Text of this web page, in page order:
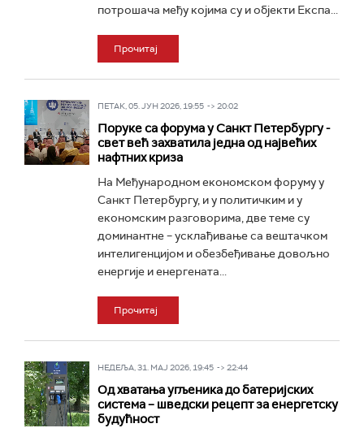
потрошача међу којима су и објекти Експа...
Прочитај
ПЕТАК, 05. ЈУН 2026, 19:55 -> 20:02
Поруке са форума у Санкт Петербургу -
свет већ захватила једна од највећих
нафтних криза
На Међународном економском форуму у
Санкт Петербургу, и у политичким и у
економским разговорима, две теме су
доминантне – усклађивање са вештачком
интелигенцијом и обезбеђивање довољно
енергије и енергената...
Прочитај
НЕДЕЉА, 31. МАЈ 2026, 19:45 -> 22:44
Од хватања угљеника до батеријских
система – шведски рецепт за енергетску
будућност